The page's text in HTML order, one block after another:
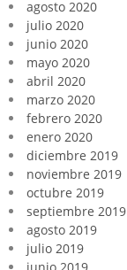
agosto 2020
julio 2020
junio 2020
mayo 2020
abril 2020
marzo 2020
febrero 2020
enero 2020
diciembre 2019
noviembre 2019
octubre 2019
septiembre 2019
agosto 2019
julio 2019